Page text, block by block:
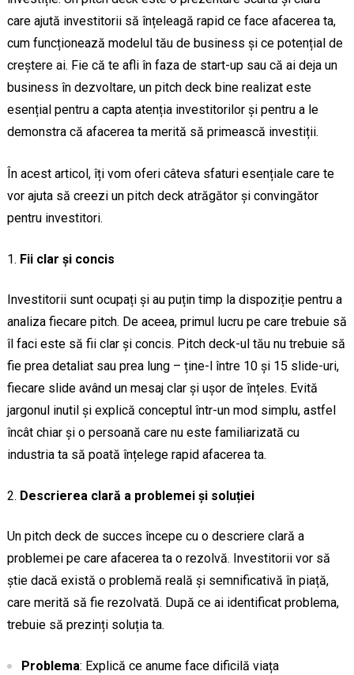
care ajută investitorii să înțeleagă rapid ce face afacerea ta,
cum funcționează modelul tău de business și ce potențial de
creștere ai. Fie că te afli în faza de start-up sau că ai deja un
business în dezvoltare, un pitch deck bine realizat este
esențial pentru a capta atenția investitorilor și pentru a le
demonstra că afacerea ta merită să primească investiții.
În acest articol, îți vom oferi câteva sfaturi esențiale care te
vor ajuta să creezi un pitch deck atrăgător și convingător
pentru investitori.
Fii clar și concis
Investitorii sunt ocupați și au puțin timp la dispoziție pentru a
analiza fiecare pitch. De aceea, primul lucru pe care trebuie să
îl faci este să fii clar și concis. Pitch deck-ul tău nu trebuie să
fie prea detaliat sau prea lung – ține-l între 10 și 15 slide-uri,
fiecare slide având un mesaj clar și ușor de înțeles. Evită
jargonul inutil și explică conceptul într-un mod simplu, astfel
încât chiar și o persoană care nu este familiarizată cu
industria ta să poată înțelege rapid afacerea ta.
Descrierea clară a problemei și soluției
Un pitch deck de succes începe cu o descriere clară a
problemei pe care afacerea ta o rezolvă. Investitorii vor să
știe dacă există o problemă reală și semnificativă în piață,
care merită să fie rezolvată. După ce ai identificat problema,
trebuie să prezinți soluția ta.
Problema: Explică ce anume face dificilă viața